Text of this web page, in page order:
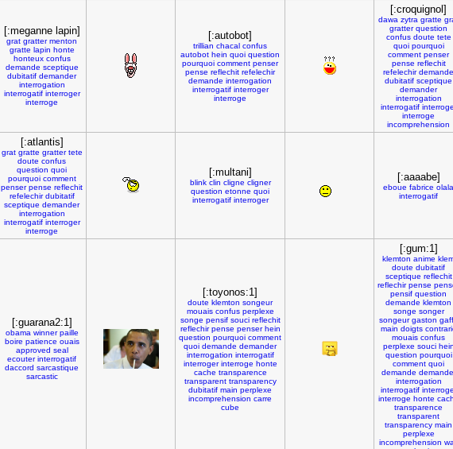
[:meganne lapin]
grat gratter menton
gratte lapin honte
honteux confus
demande sceptique
dubitatif demander
interrogation
interrogatif interroger
interroge
[:autobot]
trillian chacal confus
autobot hein quoi question
pourquoi comment penser
pense reflechit refelechir
demande interrogation
interrogatif interroger
interroge
[:croquignol]
dawa zytra gratte
gratter question
confus doute tete
quoi pourquoi
comment penser
pense reflechit
refelechir demande
dubitatif sceptique
demander
interrogation
interrogatif
interroge
incomprehension
[:atlantis]
grat gratte gratter tete
doute confus
question quoi
pourquoi comment
penser pense reflechit
refelechir dubitatif
sceptique demander
interrogation
interrogatif interroger
interroge
[:multani]
blink clin cligne cligner
question etonne quoi
interrogatif interroger
[:aaaabe]
eboue fabrice olala
interrogatif
[:guarana2:1]
obama winner paille
boire patience ouais
approved seal
ecouter interrogatif
daccord sarcastique
sarcastic
[:toyonos:1]
doute klemton songeur
mouais confus perplexe
songe pensif souci reflechit
reflechir pense penser hein
question pourquoi comment
quoi demande demander
interrogation interrogatif
interroger interroge honte
cache transparence
transparent transparency
dubitatif main perplexe
incomprehension carre
cube
[:gum:1]
klemton anime
doute dubitatif
sceptique reflechit
reflechir pense
pensif question
demande klemton
songe songer
songeur gaston
main doigts
mouais confus
perplexe souci hein
question pourquoi
comment quoi
demande
interrogation
interrogatif
interroge honte
transparence
transparent
transparency main
perplexe
incomprehension